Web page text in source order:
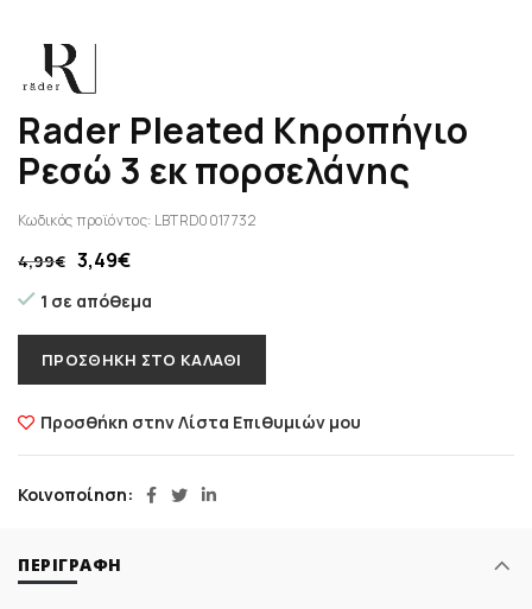
Rader Pleated Κηροπήγιο
Ρεσώ 3 εκ πορσελάνης
Κωδικός προϊόντος: LBTRD0017732
4,99€ 3,49€
1 σε απόθεμα
ΠΡΟΣΘΉΚΗ ΣΤΟ ΚΑΛΆΘΙ
Προσθήκη στην Λίστα Επιθυμιών μου
Κοινοποίηση
ΠΕΡΙΓΡΑΦΉ